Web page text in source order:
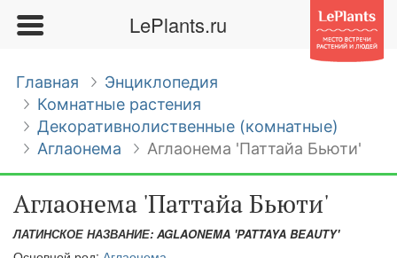
LePlants.ru
Главная
Энциклопедия
Комнатные растения
Декоративнолиственные (комнатные)
Аглаонема
Аглаонема 'Паттайа Бьюти'
Аглаонема 'Паттайа Бьюти'
ЛАТИНСКОЕ НАЗВАНИЕ: AGLAONEMA 'PATTAYA BEAUTY'